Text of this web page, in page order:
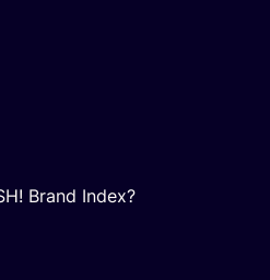
Brand Index?